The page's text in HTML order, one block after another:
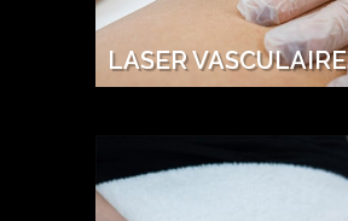
LASER VASCULAIRE